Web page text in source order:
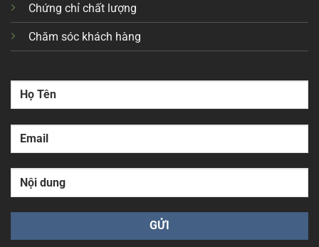
Chứng chỉ chất lượng
Chăm sóc khách hàng